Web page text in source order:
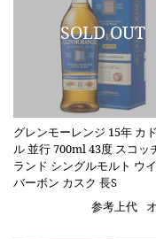
グレンモーレンジ 15年 カ
ル 並行 700ml 43度 スコッ
ランド シングルモルト ウ
バーボン カスク 長S
参考上代